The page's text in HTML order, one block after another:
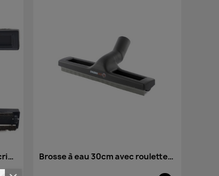
Brosse à eau 30cm avec roulettes